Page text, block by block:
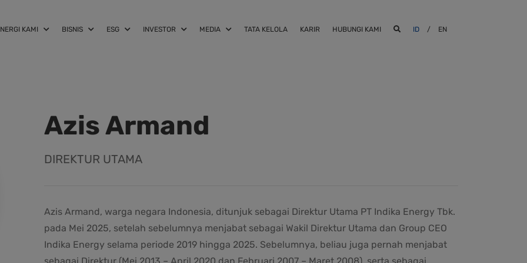
KAMI BISNIS ESG INVESTOR MEDIA TATA KELOLA KARIR HUBUNGI KAMI ID / EN
Azis Armand
DIREKTUR UTAMA
Azis Armand, warga negara Indonesia, ditunjuk sebagai Direktur Utama PT Indika Energy Tbk.
pada Mei 2025, setelah sebelumnya menjabat sebagai Wakil Direktur Utama dan Group CEO
Indika Energy selama periode 2019 hingga 2025. Sebelumnya, beliau juga pernah menjabat